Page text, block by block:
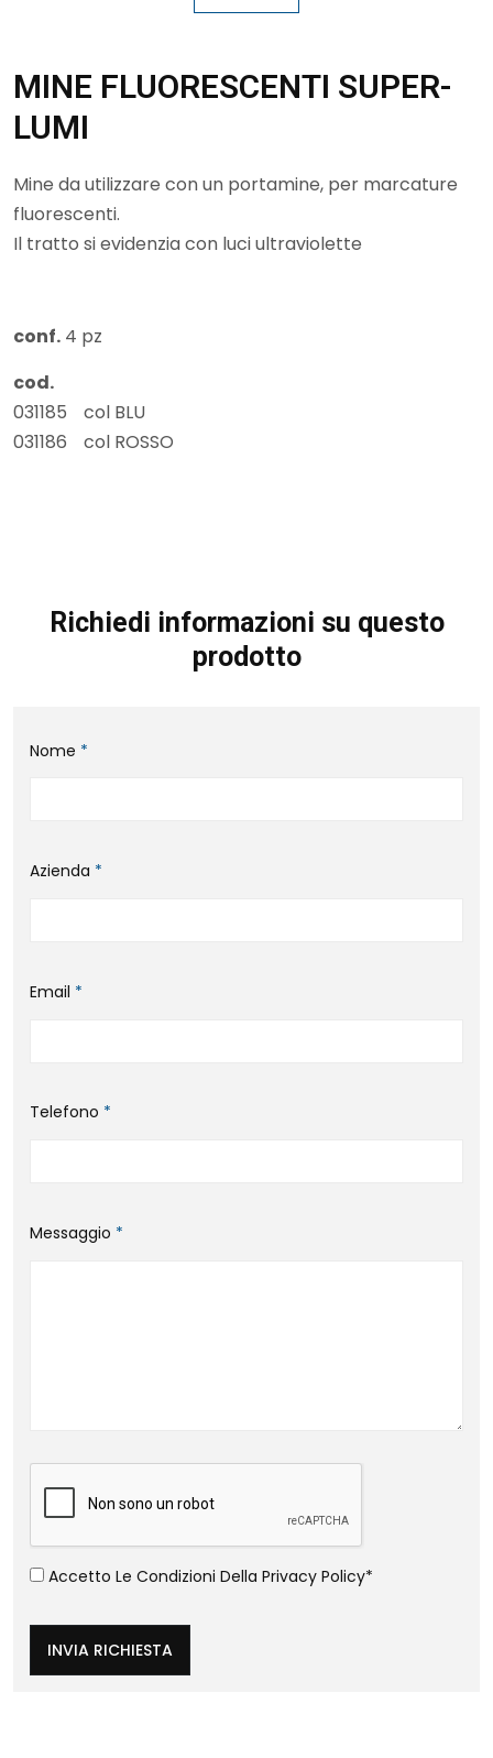
MINE FLUORESCENTI SUPER-
LUMI
Mine da utilizzare con un portamine, per marcature
fluorescenti.
Il tratto si evidenzia con luci ultraviolette
conf. 4 pz
cod.
031185
col BLU
031186
col ROSSO
Richiedi informazioni su questo
prodotto
Nome *
Azienda *
Email *
Telefono *
Messaggio *
Accetto Le Condizioni Della Privacy Policy*
INVIA RICHIESTA